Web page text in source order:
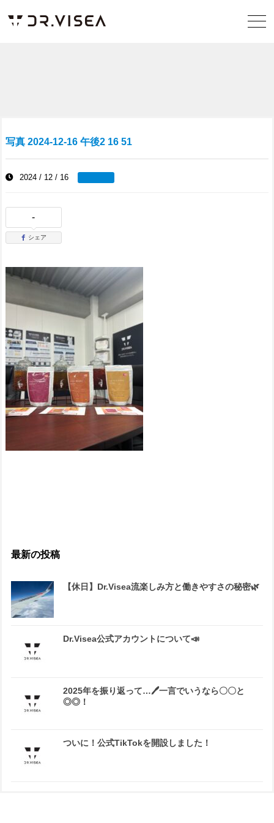
写真 2024-12-16 午後2 16 51
2024 / 12 / 16
-
シェア
最新の投稿
【休日】Dr.Visea流楽しみ方と働きやすさの秘密🌿
Dr.Visea公式アカウントについて📣
2025年を振り返って…🖊一言でいうなら〇〇と
◎◎！
ついに！公式TikTokを開設しました！